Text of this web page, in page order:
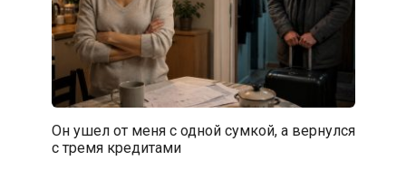
Он ушел от меня с одной сумкой, а вернулся
с тремя кредитами